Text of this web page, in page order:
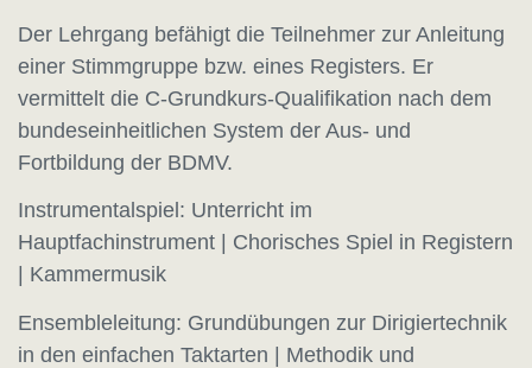
Der Lehrgang befähigt die Teilnehmer zur Anleitung
einer Stimmgruppe bzw. eines Registers. Er
vermittelt die C-Grundkurs-Qualifikation nach dem
bundeseinheitlichen System der Aus- und
Fortbildung der BDMV.
Instrumentalspiel: Unterricht im
Hauptfachinstrument | Chorisches Spiel in Registern
| Kammermusik
Ensembleleitung: Grundübungen zur Dirigiertechnik
in den einfachen Taktarten | Methodik und